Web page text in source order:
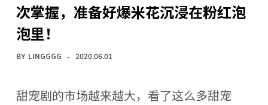
次掌握，准备好爆米花沉浸在粉红泡
泡里！
BY LINGGGG 2020.06.01
甜宠剧的市场越来越大，看了这么多甜宠